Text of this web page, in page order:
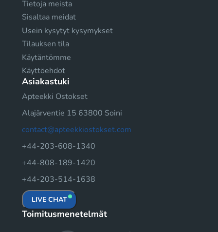
Tietoja meista
Sisaltaa meidat
Usein kysytyt kysymykset
Tilauksen tila
Käytäntömme
Käyttöehdot
Asiakastuki
Apteekki Ostokset
Alajärventie 15 63800 Soini
contact@apteekkiostokset.com
+44-203-608-1340
+44-808-189-1420
+44-203-514-1638
LIVE CHAT
Toimitusmenetelmät